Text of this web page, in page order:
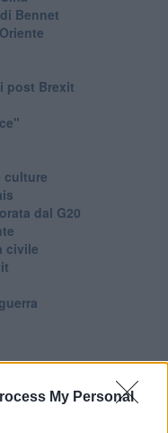
My Personal
Bennet
post Brexit
culture
dal G20
civile
internazionale